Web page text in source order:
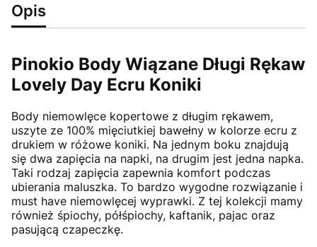
Opis
Pinokio Body Wiązane Długi Rękaw
Lovely Day Ecru Koniki
Body niemowlęce kopertowe z długim rękawem,
uszyte ze 100% mięciutkiej bawełny w kolorze ecru z
drukiem w różowe koniki. Na jednym boku znajdują
się dwa zapięcia na napki, na drugim jest jedna napka.
Taki rodzaj zapięcia zapewnia komfort podczas
ubierania maluszka. To bardzo wygodne rozwiązanie i
must have niemowlęcej wyprawki. Z tej kolekcji mamy
również śpiochy, półśpiochy, kaftanik, pajac oraz
pasującą czapeczkę.